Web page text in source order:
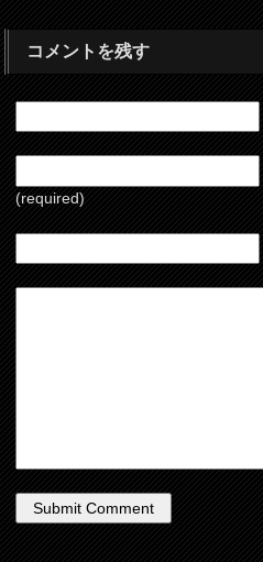
コメントを残す
(required)